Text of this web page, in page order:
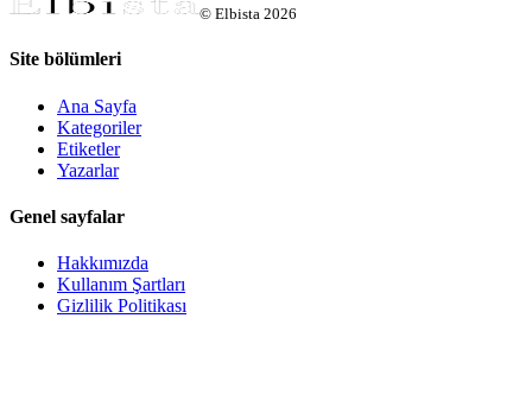
© Elbista 2026
Site bölümleri
Ana Sayfa
Kategoriler
Etiketler
Yazarlar
Genel sayfalar
Hakkımızda
Kullanım Şartları
Gizlilik Politikası